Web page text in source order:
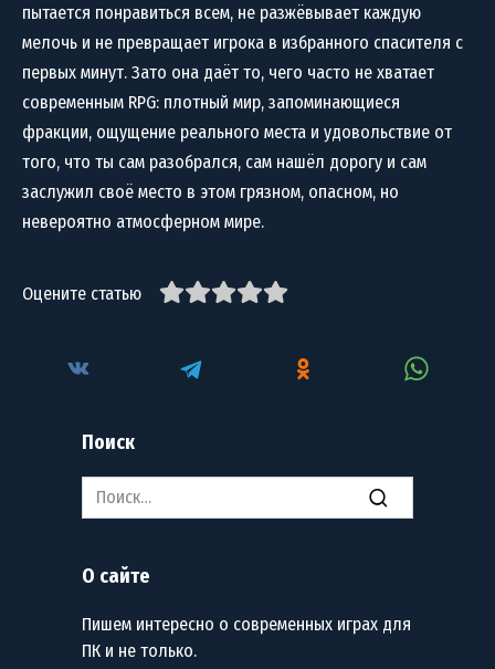
пытается понравиться всем, не разжёвывает каждую
мелочь и не превращает игрока в избранного спасителя с
первых минут. Зато она даёт то, чего часто не хватает
современным RPG: плотный мир, запоминающиеся
фракции, ощущение реального места и удовольствие от
того, что ты сам разобрался, сам нашёл дорогу и сам
заслужил своё место в этом грязном, опасном, но
невероятно атмосферном мире.
Оцените статью
Поиск
Search
for:
О сайте
Пишем интересно о современных играх для
ПК и не только.